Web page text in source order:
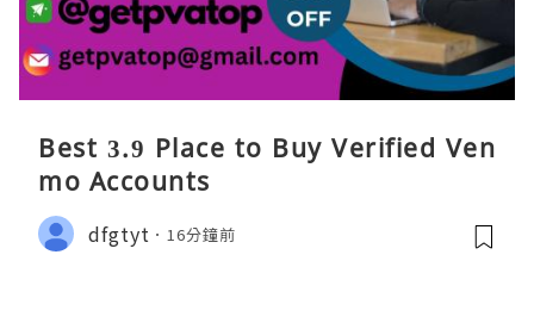
Best 3.9 Place to Buy Verified Ven
mo Accounts
dfgtyt 16分鐘前